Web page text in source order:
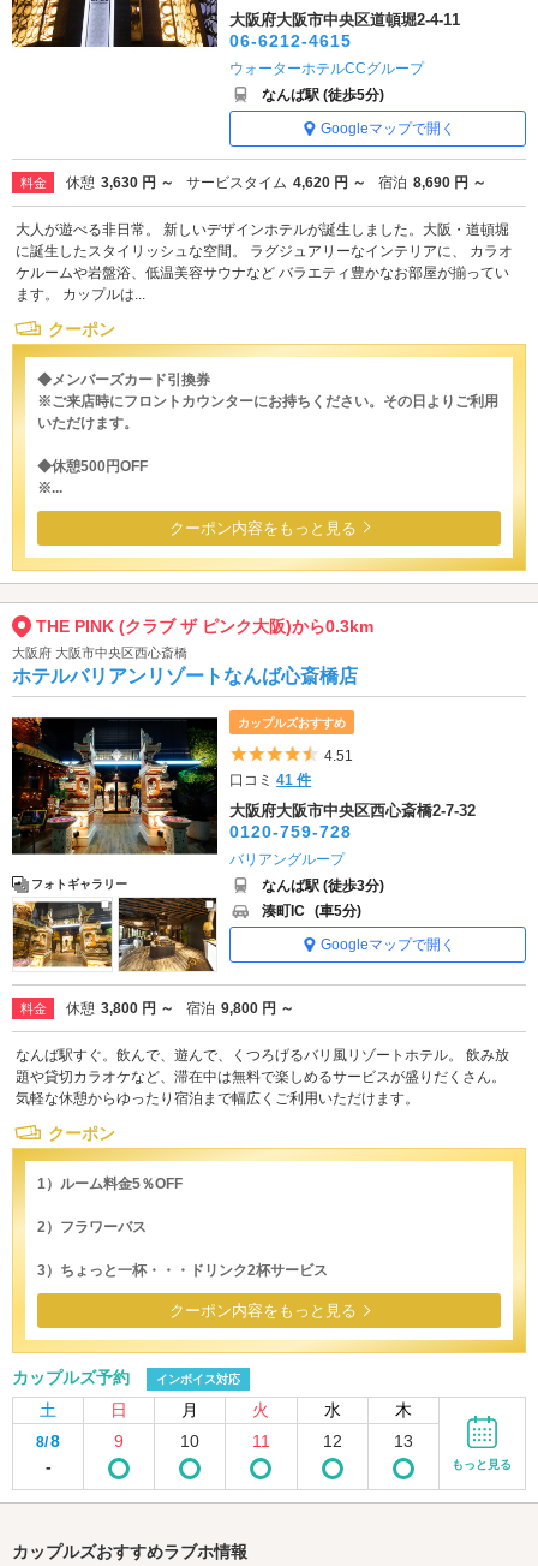
大阪府大阪市中央区道頓堀2-4-11
06-6212-4615
ウォーターホテルCCグループ
なんば駅 (徒歩5分)
Googleマップで開く
料金 休憩 3,630 円 ～ サービスタイム 4,620 円 ～ 宿泊 8,690 円 ～
大人が遊べる非日常。 新しいデザインホテルが誕生しました。大阪・道頓堀
に誕生したスタイリッシュな空間。 ラグジュアリーなインテリアに、 カラオ
ケルームや岩盤浴、低温美容サウナなど バラエティ豊かなお部屋が揃ってい
ます。 カップルは...
クーポン
◆メンバーズカード引換券
※ご来店時にフロントカウンターにお持ちください。その日よりご利用
いただけます。
◆休憩500円OFF
※...
クーポン内容をもっと見る
THE PINK (クラブ ザ ピンク大阪)から0.3km
大阪府 大阪市中央区西心斎橋
ホテルバリアンリゾートなんば心斎橋店
フォトギャラリー
カップルズおすすめ
5つ星のうち4.5
4.51
口コミ41 件
大阪府大阪市中央区西心斎橋2-7-32
0120-759-728
バリアングループ
なんば駅 (徒歩3分)
湊町IC (車5分)
Googleマップで開く
料金 休憩 3,800 円 ～ 宿泊 9,800 円 ～
なんば駅すぐ。飲んで、遊んで、くつろげるバリ風リゾートホテル。 飲み放
題や貸切カラオケなど、滞在中は無料で楽しめるサービスが盛りだくさん。
気軽な休憩からゆったり宿泊まで幅広くご利用いただけます。
クーポン
1）ルーム料金5％OFF
2）フラワーバス
3）ちょっと一杯・・・ドリンク2杯サービス
クーポン内容をもっと見る
カップルズ予約 インボイス対応
土 日 月 火 水 木
8/8
-
9 10 11 12 13
もっと見る
カップルズおすすめラブホ情報